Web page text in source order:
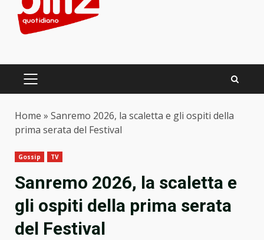
PRIMARY
Home » Sanremo 2026, la scaletta e gli ospiti della
prima serata del Festival
Gossip TV
Sanremo 2026, la scaletta e
gli ospiti della prima serata
del Festival